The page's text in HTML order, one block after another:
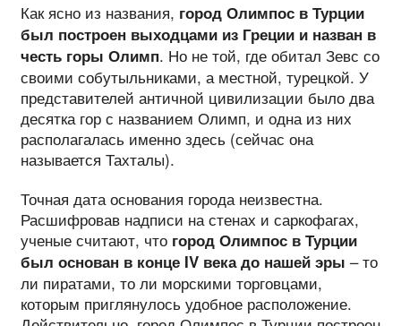
Как ясно из названия, город Олимпос в Турции
был построен выходцами из Греции и назван в
честь горы Олимп. Но не той, где обитал Зевс со
своими собутыльниками, а местной, турецкой. У
представителей античной цивилизации было два
десятка гор с названием Олимп, и одна из них
располагалась именно здесь (сейчас она
называется Тахталы).
Точная дата основания города неизвестна.
Расшифровав надписи на стенах и саркофагах,
ученые считают, что город Олимпос в Турции
был основан в конце IV века до нашей эры – то
ли пиратами, то ли морскими торговцами,
которым приглянулось удобное расположение.